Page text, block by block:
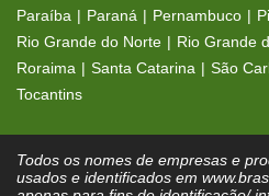
Paraíba
Paraná Pernambuco
Rio Grande do Norte
Rio Grande
Roraima
Santa Catarina São
Tocantins
Todos os nomes de empresas e
usados e identificados em